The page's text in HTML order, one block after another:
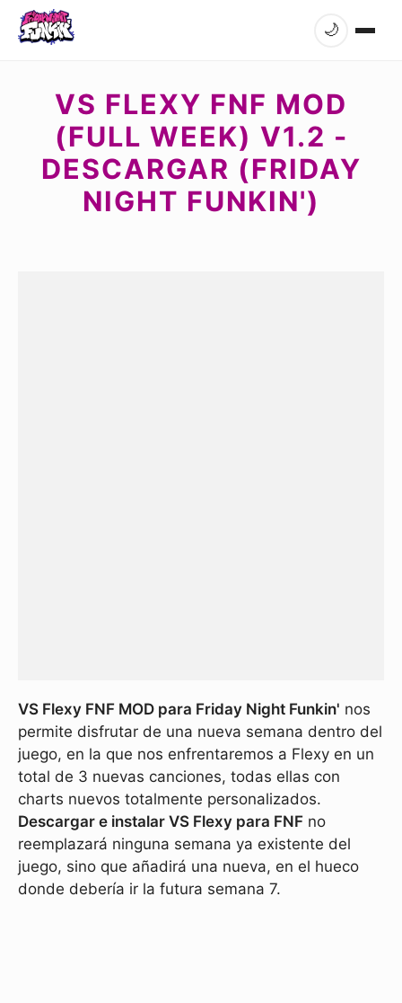
🌙
VS FLEXY FNF MOD
(FULL WEEK) V1.2 -
DESCARGAR (FRIDAY
NIGHT FUNKIN')
VS Flexy FNF MOD para Friday Night Funkin' nos
permite disfrutar de una nueva semana dentro del
juego, en la que nos enfrentaremos a Flexy en un
total de 3 nuevas canciones, todas ellas con
charts nuevos totalmente personalizados.
Descargar e instalar VS Flexy para FNF no
reemplazará ninguna semana ya existente del
juego, sino que añadirá una nueva, en el hueco
donde debería ir la futura semana 7.